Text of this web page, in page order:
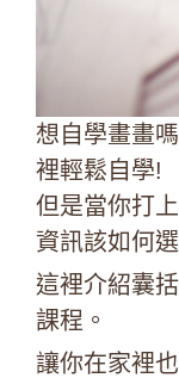
想自學畫畫
裡輕鬆自學!
但是當你打
資訊該如何
這裡介紹囊
課程。
讓你在家裡